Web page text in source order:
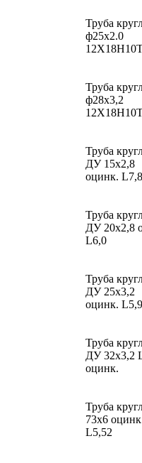
Труба
ф25х2.0
Труба
ф28х3,2
Труба
ДУ 15х2,8
оцинк.
Труба
ДУ 20х2,8
L6,0
Труба
ДУ 25х3,2
оцинк.
Труба
ДУ 32х3,2
оцинк.
Труба
73х6
L5,52